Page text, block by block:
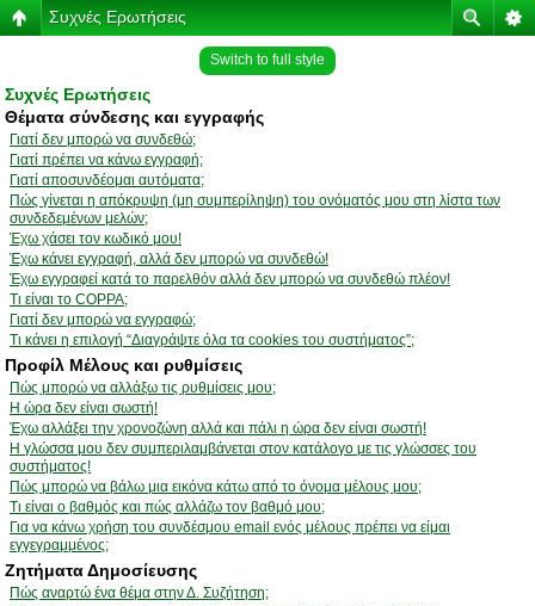
Συχνές Ερωτήσεις
Switch to full style
Συχνές Ερωτήσεις
Θέματα σύνδεσης και εγγραφής
Γιατί δεν μπορώ να συνδεθώ;
Γιατί πρέπει να κάνω εγγραφή;
Γιατί αποσυνδέομαι αυτόματα;
Πώς γίνεται η απόκρυψη (μη συμπερίληψη) του ονόματός μου στη λίστα των
συνδεδεμένων μελών;
Έχω χάσει τον κωδικό μου!
Έχω κάνει εγγραφή, αλλά δεν μπορώ να συνδεθώ!
Έχω εγγραφεί κατά το παρελθόν αλλά δεν μπορώ να συνδεθώ πλέον!
Τι είναι το COPPA;
Γιατί δεν μπορώ να εγγραφώ;
Τι κάνει η επιλογή “Διαγράψτε όλα τα cookies του συστήματος”;
Προφίλ Μέλους και ρυθμίσεις
Πώς μπορώ να αλλάξω τις ρυθμίσεις μου;
Η ώρα δεν είναι σωστή!
Έχω αλλάξει την χρονοζώνη αλλά και πάλι η ώρα δεν είναι σωστή!
Η γλώσσα μου δεν συμπεριλαμβάνεται στον κατάλογο με τις γλώσσες του
συστήματος!
Πώς μπορώ να βάλω μια εικόνα κάτω από το όνομα μέλους μου;
Τι είναι ο βαθμός και πώς αλλάζω τον βαθμό μου;
Για να κάνω χρήση του συνδέσμου email ενός μέλους πρέπει να είμαι
εγγεγραμμένος;
Ζητήματα Δημοσίευσης
Πώς αναρτώ ένα θέμα στην Δ. Συζήτηση;